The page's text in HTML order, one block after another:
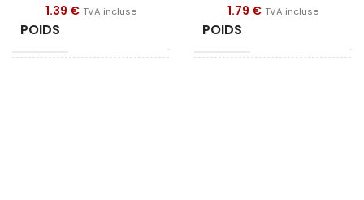
1.39 € TVA incluse
POIDS
1.79 € TVA incluse
POIDS